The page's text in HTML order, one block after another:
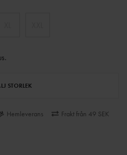
.
STORLEK
Hemleverans
Frakt från 49 SEK